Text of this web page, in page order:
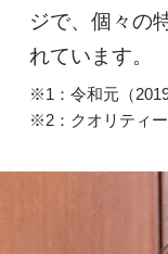
ジで、個々の
れています。
※1：令和元（
※2：クオリティ